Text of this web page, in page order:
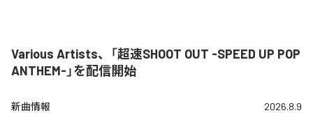
Various Artists、「超速SHOOT OUT -SPEED UP POP
ANTHEM-」を配信開始
新曲情報 2026.8.9